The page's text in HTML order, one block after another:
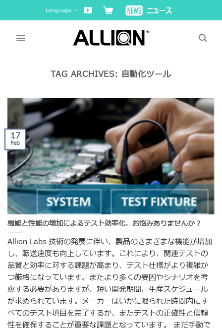
to
Language
TAG ARCHIVES: 自動化ツール
機能と性能の増加によるテスト効率化、お悩みありませんか？
Allion Labs 技術の発展に伴い、製品のさまざまな機能が増加
し、転送速度も向上しています。これにより、関連テストの
品質と効率に対する課題が高まり、テスト仕様がより複雑か
つ厳格になっています。またより多くの要因やシナリオを考
慮する必要がありますが、短い開発期間、生産スケジュール
が求められています。メーカーはいかに限られた時間内にす
べてのテスト項目を完了するか、またテストの正確性と信頼
性を確保することが重要な課題となっています。 まだ手動で
17
Feb